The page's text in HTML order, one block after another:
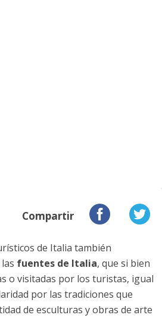
Compartir
de Italia también
fuentes de Italia, que si bien
o visitadas por los turistas, igual
por las tradiciones que
de esculturas y obras de arte